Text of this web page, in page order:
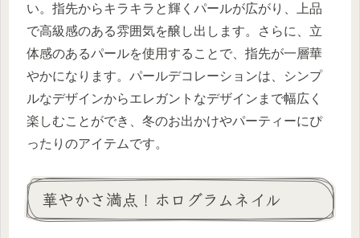
い。指先からキラキラと輝くパールが広がり、上品
で高級感のある雰囲気を醸し出します。さらに、立
体感のあるパールを使用することで、指先が一層華
やかになります。パールデコレーションは、シンプ
ルなデザインからエレガントなデザインまで幅広く
楽しむことができ、冬のお出かけやパーティーにぴ
ったりのアイテムです。
華やかさ満点！ホログラムネイル